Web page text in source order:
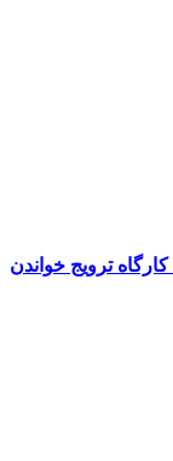
ترویج خواندن